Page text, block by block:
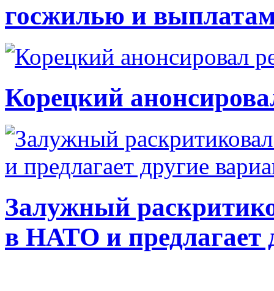
госжилью и
Корецкий
Залужный
в НАТО и предлагает